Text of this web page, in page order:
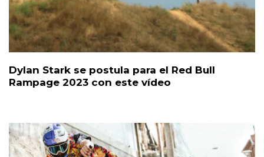
Dylan Stark se postula para el Red Bull
Rampage 2023 con este vídeo